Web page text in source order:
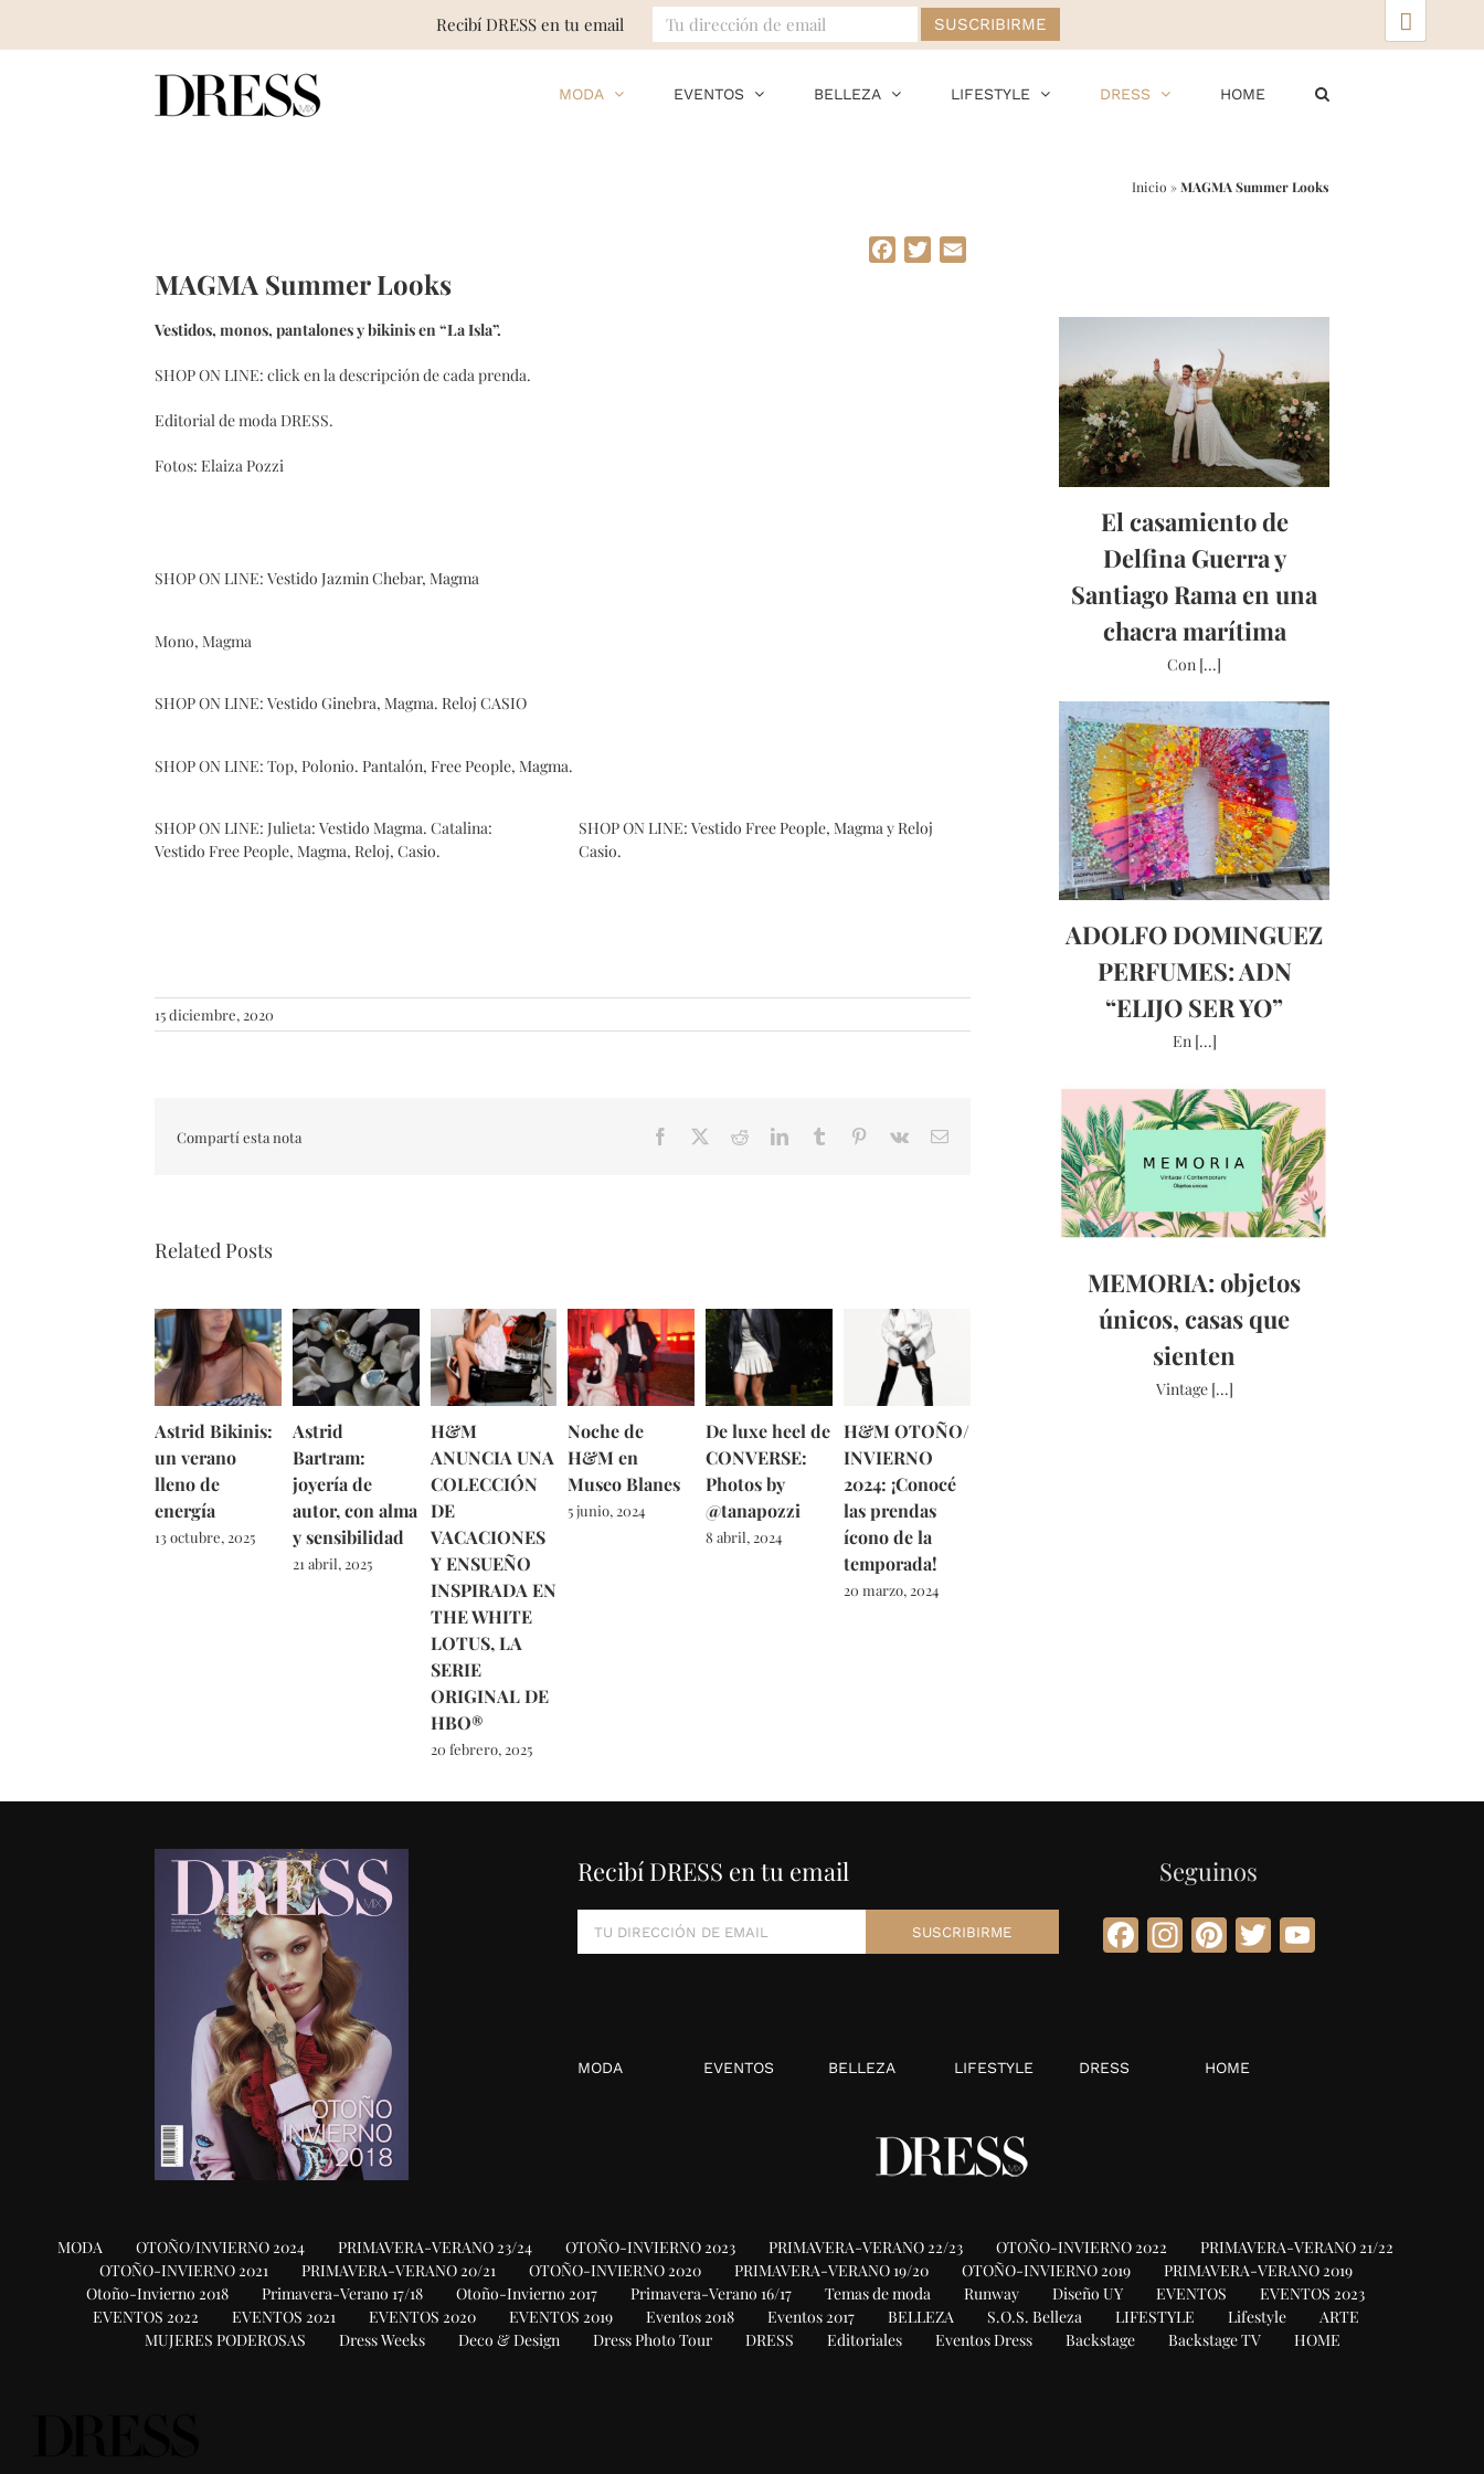
MODA EVENTOS BELLEZA LIFESTYLE DRESS HOME
Inicio »MAGMA Summer Looks
Facebook
Twitter
MAGMA Summer Looks
Vestidos, monos, pantalones y bikinis en “La Isla”.
SHOP ON LINE: click en la descripción de cada prenda.
Editorial de moda DRESS.
Fotos: Elaiza Pozzi
SHOP ON LINE: Vestido Jazmin Chebar, Magma
Mono, Magma
SHOP ON LINE: Vestido Ginebra, Magma. Reloj CASIO
SHOP ON LINE: Top, Polonio. Pantalón, Free People, Magma.
SHOP ON LINE: Julieta: Vestido Magma. Catalina:
Vestido Free People, Magma, Reloj, Casio.
SHOP ON LINE:Vestido Free People, MagmayReloj
Casio.
15 diciembre, 2020
Compartí esta nota Facebook RedditLinkedInTumblr Pinterest
Vk Email
Related Posts
Astrid Bikinis:
un verano
lleno de
energía
13 octubre, 2025
Astrid
Bartram:
joyería de
autor, con alma
y sensibilidad
21 abril, 2025
H&M
ANUNCIA UNA
COLECCIÓN
DE
VACACIONES
Y ENSUEÑO
INSPIRADA EN
THE WHITE
LOTUS, LA
SERIE
ORIGINAL DE
HBO®
20 febrero, 2025
Noche de
H&M en
Museo Blanes
5 junio, 2024
De luxe heel de
CONVERSE:
Photos by
@tanapozzi
8 abril, 2024
H&M OTOÑO/
INVIERNO
2024: ¡Conocé
las prendas
ícono de la
temporada!
20 marzo, 2024
El casamiento de
Delfina Guerra y
Santiago Rama en una
chacra marítima
Con [...]
ADOLFO DOMINGUEZ
PERFUMES: ADN
“ELIJO SER YO”
En [...]
MEMORIA: objetos
únicos, casas que
sienten
Vintage [...]
Recibí DRESS en tu email Seguinos
Facebook
Instagram
Pinterest
TwitterYouTube
MODA EVENTOS BELLEZA LIFESTYLE DRESS HOME
MODA OTOÑO/INVIERNO 2024 PRIMAVERA-VERANO 23/24 OTOÑO-INVIERNO 2023 PRIMAVERA-VERANO 22/23 OTOÑO-INVIERNO 2022
PRIMAVERA-VERANO 21/22
OTOÑO-INVIERNO 2021
PRIMAVERA-VERANO 20/21 OTOÑO-INVIERNO 2020 PRIMAVERA-VERANO 19/20 OTOÑO-INVIERNO 2019
PRIMAVERA-VERANO 2019
Otoño-Invierno 2018
Primavera-Verano 17/18 Otoño-Invierno 2017 Primavera-Verano 16/17 Temas de moda Runway Diseño UY EVENTOS
EVENTOS 2023
EVENTOS 2022
EVENTOS 2021 EVENTOS 2020 EVENTOS 2019 Eventos 2018 Eventos 2017 BELLEZA S.O.S. Belleza LIFESTYLE Lifestyle
ARTE
MUJERES PODEROSAS
Dress Weeks Deco & Design Dress Photo Tour DRESS Editoriales Eventos Dress Backstage Backstage TV HOME
Recibí DRESS en tu email